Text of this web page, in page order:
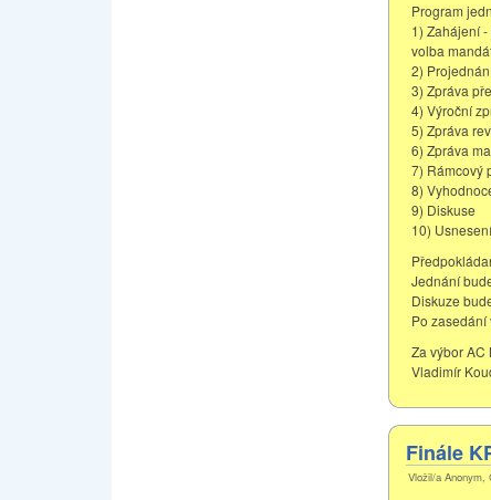
Program
1) Zahájení
volba
2)
3) Zpráva
4) Výroční
5) Zpráva
6) Zpráva
7) Rámcový
8)
9) Diskuse
10)
Jednání
Diskuze
Po
Za výbor AC
Vladimír
Finále
Vložil/a Anonym,